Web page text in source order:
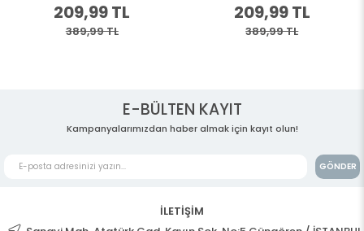
209,99 TL
389,99 TL
209,99 TL
389,99 TL
E-BÜLTEN KAYIT
Kampanyalarımızdan haber almak için kayıt olun!
GÖNDER
İLETİŞİM